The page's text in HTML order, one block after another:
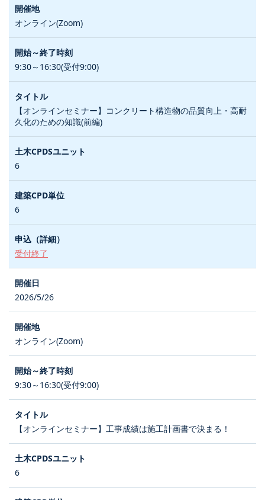
オンライン(Zoom)
9:30～16:30(受付9:00)
【オンラインセミナー】コンクリート構造物の品質向上・高耐
久化のための知識(前編)
6
6
受付終了
2026/5/26
オンライン(Zoom)
9:30～16:30(受付9:00)
【オンラインセミナー】工事成績は施工計画書で決まる！
6